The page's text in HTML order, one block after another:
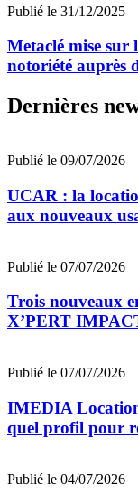
Publié le 31/12/2025
Metaclé mise sur
notoriété auprès
Dernières
Publié le 09/07/2026
UCAR : la
aux nouveaux
Publié le 07/07/2026
Trois nouveaux
X’PERT
Publié le 07/07/2026
IMEDIA
quel profil pour
Publié le 04/07/2026